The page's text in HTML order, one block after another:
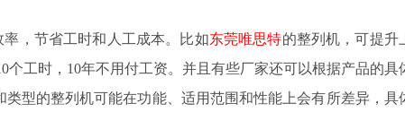
，节省工时和人工成本。比如东莞唯思特的整列机，可提升
个工时，10年不用付工资。并且有些厂家还可以根据产品的具
类型的整列机可能在功能、适用范围和性能上会有所差异，具